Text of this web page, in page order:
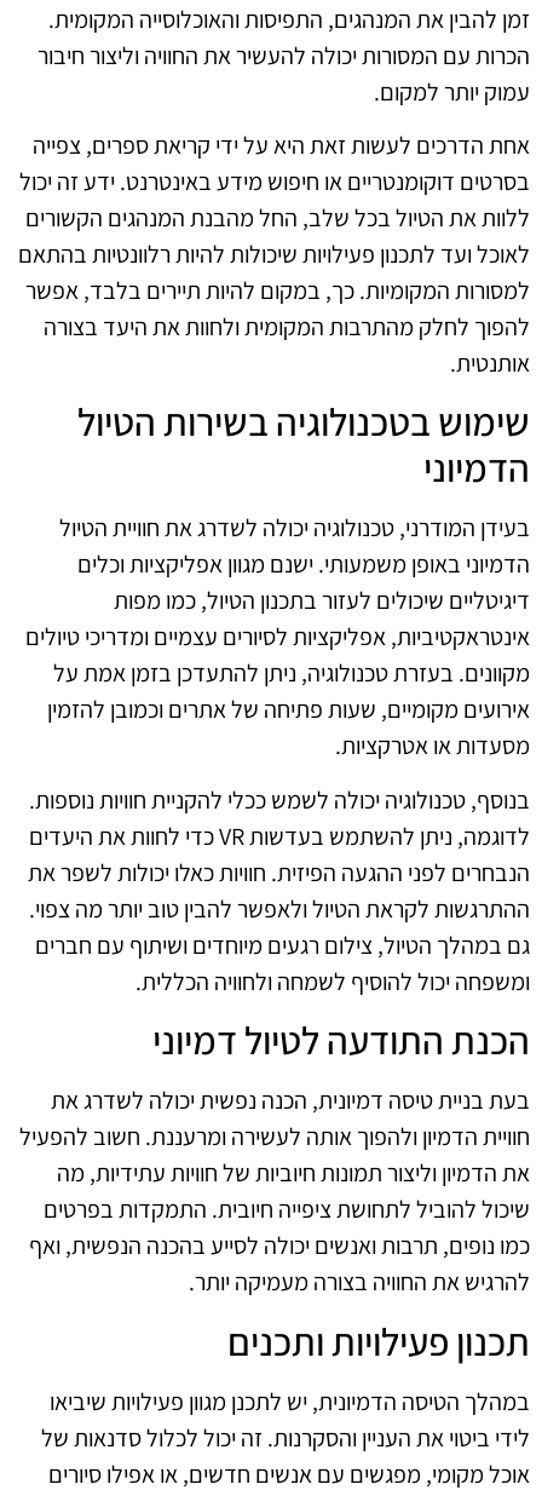
זמן להבין את המנהגים, התפיסות והאוכלוסייה המקומית.
הכרות עם המסורות יכולה להעשיר את החוויה וליצור חיבור
עמוק יותר למקום.
אחת הדרכים לעשות זאת היא על ידי קריאת ספרים, צפייה
בסרטים דוקומנטריים או חיפוש מידע באינטרנט. ידע זה יכול
ללוות את הטיול בכל שלב, החל מהבנת המנהגים הקשורים
לאוכל ועד לתכנון פעילויות שיכולות להיות רלוונטיות בהתאם
למסורות המקומיות. כך, במקום להיות תיירים בלבד, אפשר
להפוך לחלק מהתרבות המקומית ולחוות את היעד בצורה
אותנטית.
שימוש בטכנולוגיה בשירות הטיול
הדמיוני
בעידן המודרני, טכנולוגיה יכולה לשדרג את חוויית הטיול
הדמיוני באופן משמעותי. ישנם מגוון אפליקציות וכלים
דיגיטליים שיכולים לעזור בתכנון הטיול, כמו מפות
אינטראקטיביות, אפליקציות לסיורים עצמיים ומדריכי טיולים
מקוונים. בעזרת טכנולוגיה, ניתן להתעדכן בזמן אמת על
אירועים מקומיים, שעות פתיחה של אתרים וכמובן להזמין
מסעדות או אטרקציות.
בנוסף, טכנולוגיה יכולה לשמש ככלי להקניית חוויות נוספות.
לדוגמה, ניתן להשתמש בעדשות VR כדי לחוות את היעדים
הנבחרים לפני ההגעה הפיזית. חוויות כאלו יכולות לשפר את
ההתרגשות לקראת הטיול ולאפשר להבין טוב יותר מה צפוי.
גם במהלך הטיול, צילום רגעים מיוחדים ושיתוף עם חברים
ומשפחה יכול להוסיף לשמחה ולחוויה הכללית.
הכנת התודעה לטיול דמיוני
בעת בניית טיסה דמיונית, הכנה נפשית יכולה לשדרג את
חוויית הדמיון ולהפוך אותה לעשירה ומרעננת. חשוב להפעיל
את הדמיון וליצור תמונות חיוביות של חוויות עתידיות, מה
שיכול להוביל לתחושת ציפייה חיובית. התמקדות בפרטים
כמו נופים, תרבות ואנשים יכולה לסייע בהכנה הנפשית, ואף
להרגיש את החוויה בצורה מעמיקה יותר.
תכנון פעילויות ותכנים
במהלך הטיסה הדמיונית, יש לתכנן מגוון פעילויות שיביאו
לידי ביטוי את העניין והסקרנות. זה יכול לכלול סדנאות של
אוכל מקומי, מפגשים עם אנשים חדשים, או אפילו סיורים